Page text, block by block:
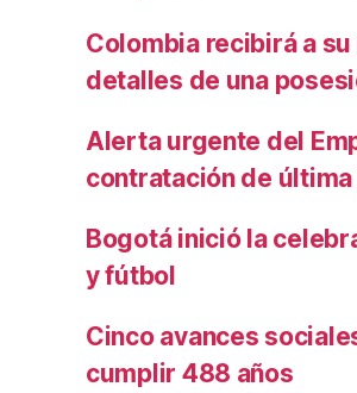
Colombia recibirá a
detalles de una
Alerta urgente del
contratación de
Bogotá inició la
y fútbol
Cinco avances
cumplir 488 años